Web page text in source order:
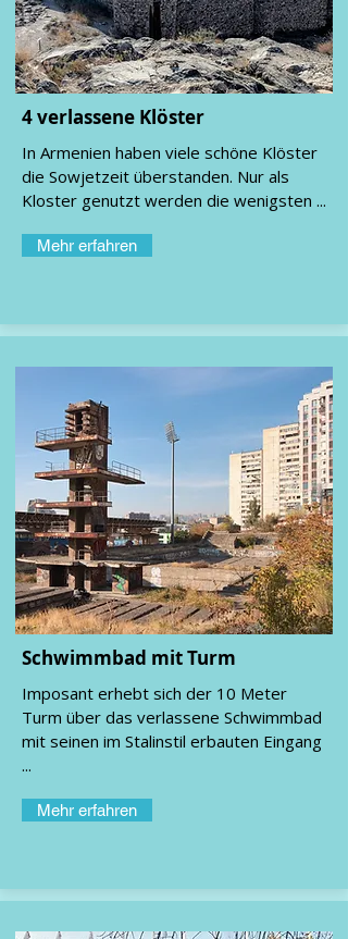
4 verlassene Klöster
In Armenien haben viele schöne Klöster
die Sowjetzeit überstanden. Nur als
Kloster genutzt werden die wenigsten ...
Mehr erfahren
Schwimmbad mit Turm
Imposant erhebt sich der 10 Meter
Turm über das verlassene Schwimmbad
mit seinen im Stalinstil erbauten Eingang
...
Mehr erfahren